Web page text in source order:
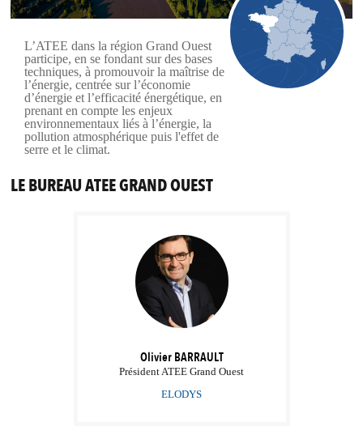
L’ATEE dans la région Grand Ouest
participe, en se fondant sur des bases
techniques, à promouvoir la maîtrise de
l’énergie, centrée sur l’économie
d’énergie et l’efficacité énergétique, en
prenant en compte les enjeux
environnementaux liés à l’énergie, la
pollution atmosphérique puis l'effet de
serre et le climat.
LE BUREAU ATEE GRAND OUEST
Olivier BARRAULT
Président ATEE Grand Ouest
ELODYS